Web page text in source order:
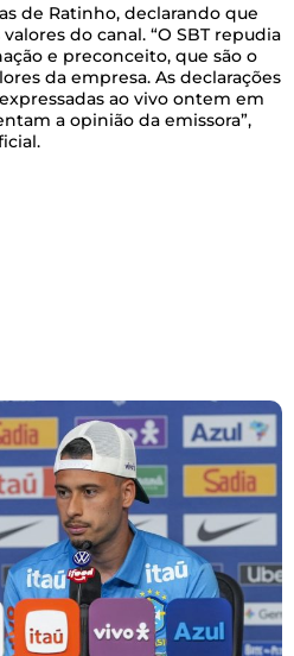
de Ratinho, declarando que
do canal. “O SBT repudia
e preconceito, que são o
da empresa. As declarações
ao vivo ontem em
a opinião da emissora”,